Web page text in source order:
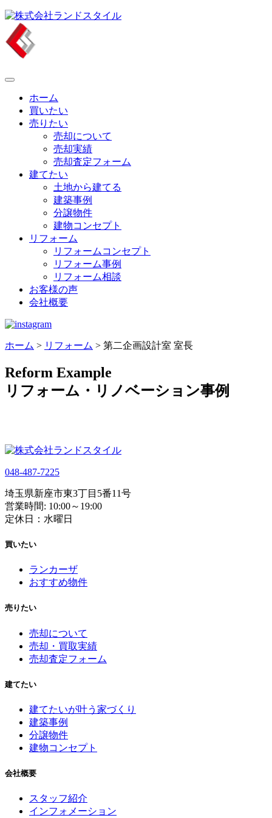
Skip
content
ホーム
買いたい
売りたい
売却について
売却実績
売却査定フォーム
建てたい
土地から建てる
建築事例
分譲物件
建物コンセプト
リフォーム
リフォームコンセプト
リフォーム事例
リフォーム相談
お客様の声
会社概要
ホーム > リフォーム > 第二企画設計室 室長
Reform Example
リフォーム・リノベーション事例
048-487-7225
埼玉県新座市東3丁目5番11号
営業時間: 10:00～19:00
定休日：水曜日
買いたい
ランカーザ
おすすめ物件
売りたい
売却について
売却・買取実績
売却査定フォーム
建てたい
建てたいが叶う家づくり
建築事例
分譲物件
建物コンセプト
会社概要
スタッフ紹介
インフォメーション